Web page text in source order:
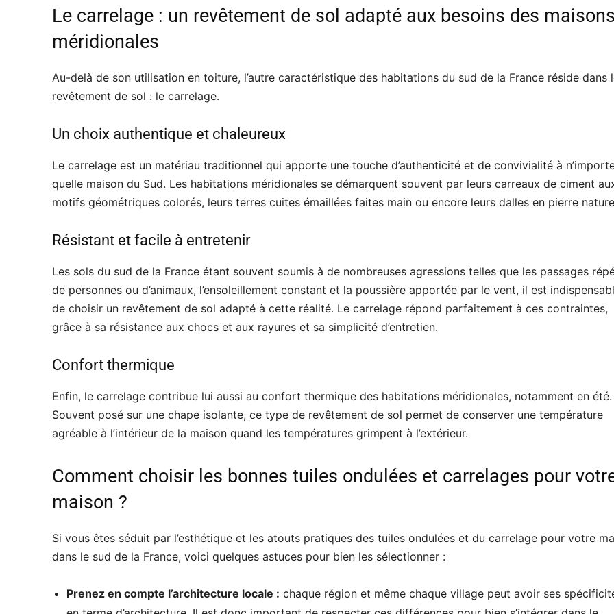
Le carrelage : un revêtement de sol adapté aux besoins des maisons
méridionales
Au-delà de son utilisation en toiture, l’autre caractéristique des habitations du sud de la France réside dans
revêtement de sol : le carrelage.
Un choix authentique et chaleureux
Le carrelage est un matériau traditionnel qui apporte une touche d’authenticité et de convivialité à
quelle maison du Sud. Les habitations méridionales se démarquent souvent par leurs carreaux de ciment
motifs géométriques colorés, leurs terres cuites émaillées faites main ou encore leurs dalles en pierre
Résistant et facile à entretenir
Les sols du sud de la France étant souvent soumis à de nombreuses agressions telles que les passages
de personnes ou d’animaux, l’ensoleillement constant et la poussière apportée par le vent, il est
de choisir un revêtement de sol adapté à cette réalité. Le carrelage répond parfaitement à ces contraintes,
grâce à sa résistance aux chocs et aux rayures et sa simplicité d’entretien.
Confort thermique
Enfin, le carrelage contribue lui aussi au confort thermique des habitations méridionales, notamment en été.
Souvent posé sur une chape isolante, ce type de revêtement de sol permet de conserver une température
agréable à l’intérieur de la maison quand les températures grimpent à l’extérieur.
Comment choisir les bonnes tuiles ondulées et carrelages pour
maison ?
Si vous êtes séduit par l’esthétique et les atouts pratiques des tuiles ondulées et du carrelage pour votre
dans le sud de la France, voici quelques astuces pour bien les sélectionner :
Prenez en compte l’architecture locale : chaque région et même chaque village peut avoir ses